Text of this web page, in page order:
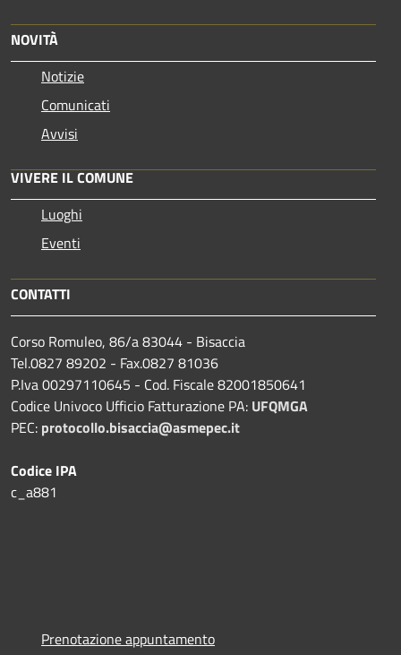
NOVITÀ
Notizie
Comunicati
Avvisi
VIVERE IL COMUNE
Luoghi
Eventi
CONTATTI
Corso Romuleo, 86/a 83044 - Bisaccia
Tel.0827 89202 - Fax.0827 81036
P.Iva 00297110645 - Cod. Fiscale 82001850641
Codice Univoco Ufficio Fatturazione PA: UFQMGA
PEC: protocollo.bisaccia@asmepec.it
Codice IPA
c_a881
Prenotazione appuntamento